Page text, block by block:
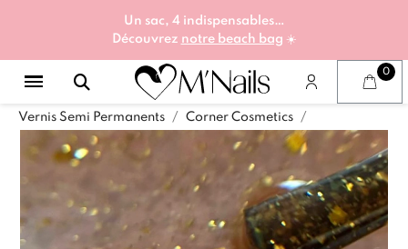
Un sac, 4 indispensables…
Découvrez notre beach bag ☀️
Vernis Semi Permanents Corner Cosmetics